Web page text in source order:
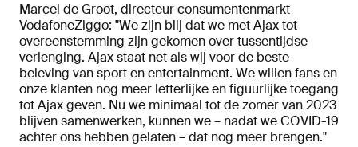
Marcel de Groot, directeur consumentenmarkt
VodafoneZiggo: "We zijn blij dat we met Ajax tot
overeenstemming zijn gekomen over tussentijdse
verlenging. Ajax staat net als wij voor de beste
beleving van sport en entertainment. We willen fans en
onze klanten nog meer letterlijke en figuurlijke toegang
tot Ajax geven. Nu we minimaal tot de zomer van 2023
blijven samenwerken, kunnen we – nadat we COVID-19
achter ons hebben gelaten – dat nog meer brengen."